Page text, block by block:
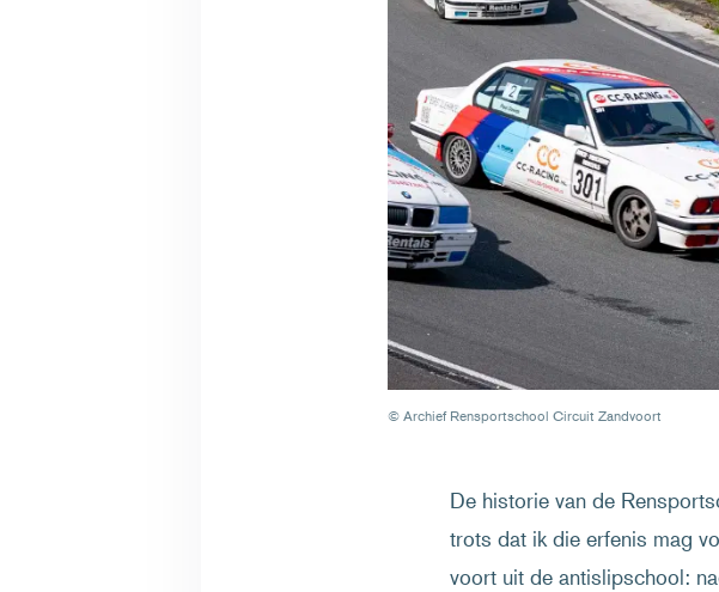
© Archief Rensportschool Circuit Zandvoort
De historie van de
trots dat ik die erfenis mag
voort uit de antislipschool: